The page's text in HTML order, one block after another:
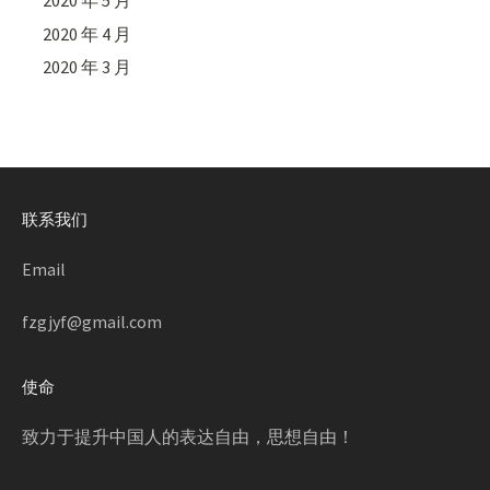
2020 年 4 月
2020 年 3 月
联系我们
Email
fzgjyf@gmail.com
使命
致力于提升中国人的表达自由，思想自由！